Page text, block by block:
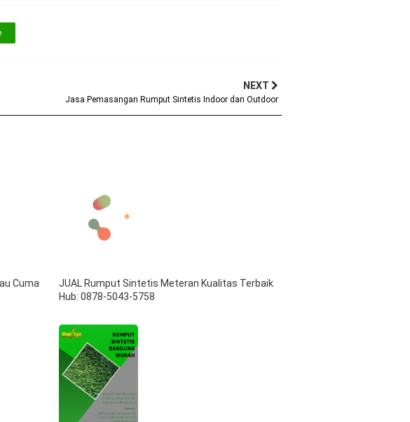
NEXT
Jasa Pemasangan Rumput Sintetis Indoor dan Outdoor
Cuma
JUAL Rumput Sintetis Meteran Kualitas Terbaik
Hub: 0878-5043-5758